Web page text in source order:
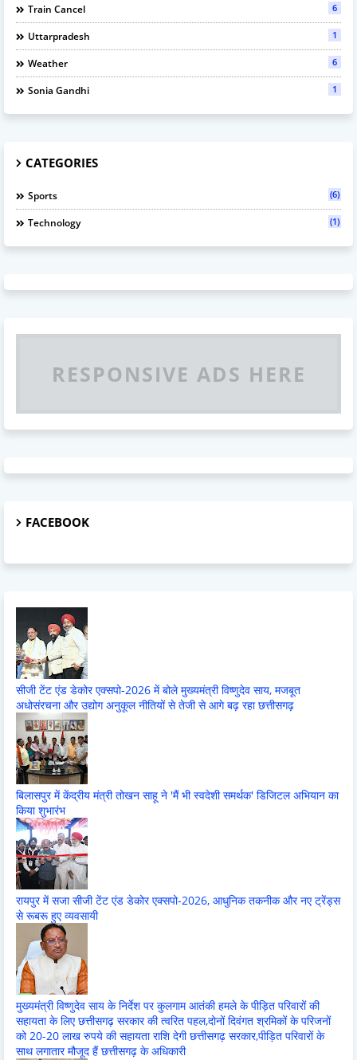
Train Cancel 6
Uttarpradesh 1
Weather 6
Sonia Gandhi 1
CATEGORIES
Sports (6)
Technology (1)
RESPONSIVE ADS HERE
FACEBOOK
सीजी टेंट एंड डेकोर एक्सपो-2026 में बोले मुख्यमंत्री विष्णुदेव साय, मजबूत
अधोसंरचना और उद्योग अनुकूल नीतियों से तेजी से आगे बढ़ रहा छत्तीसगढ़
बिलासपुर में केंद्रीय मंत्री तोखन साहू ने 'मैं भी स्वदेशी समर्थक' डिजिटल अभियान का
किया शुभारंभ
रायपुर में सजा सीजी टेंट एंड डेकोर एक्सपो-2026, आधुनिक तकनीक और नए ट्रेंड्स
से रूबरू हुए व्यवसायी
मुख्यमंत्री विष्णुदेव साय के निर्देश पर कुलगाम आतंकी हमले के पीड़ित परिवारों की
सहायता के लिए छत्तीसगढ़ सरकार की त्वरित पहल,दोनों दिवंगत श्रमिकों के परिजनों
को 20-20 लाख रुपये की सहायता राशि देगी छत्तीसगढ़ सरकार,पीड़ित परिवारों के
साथ लगातार मौजूद हैं छत्तीसगढ़ के अधिकारी